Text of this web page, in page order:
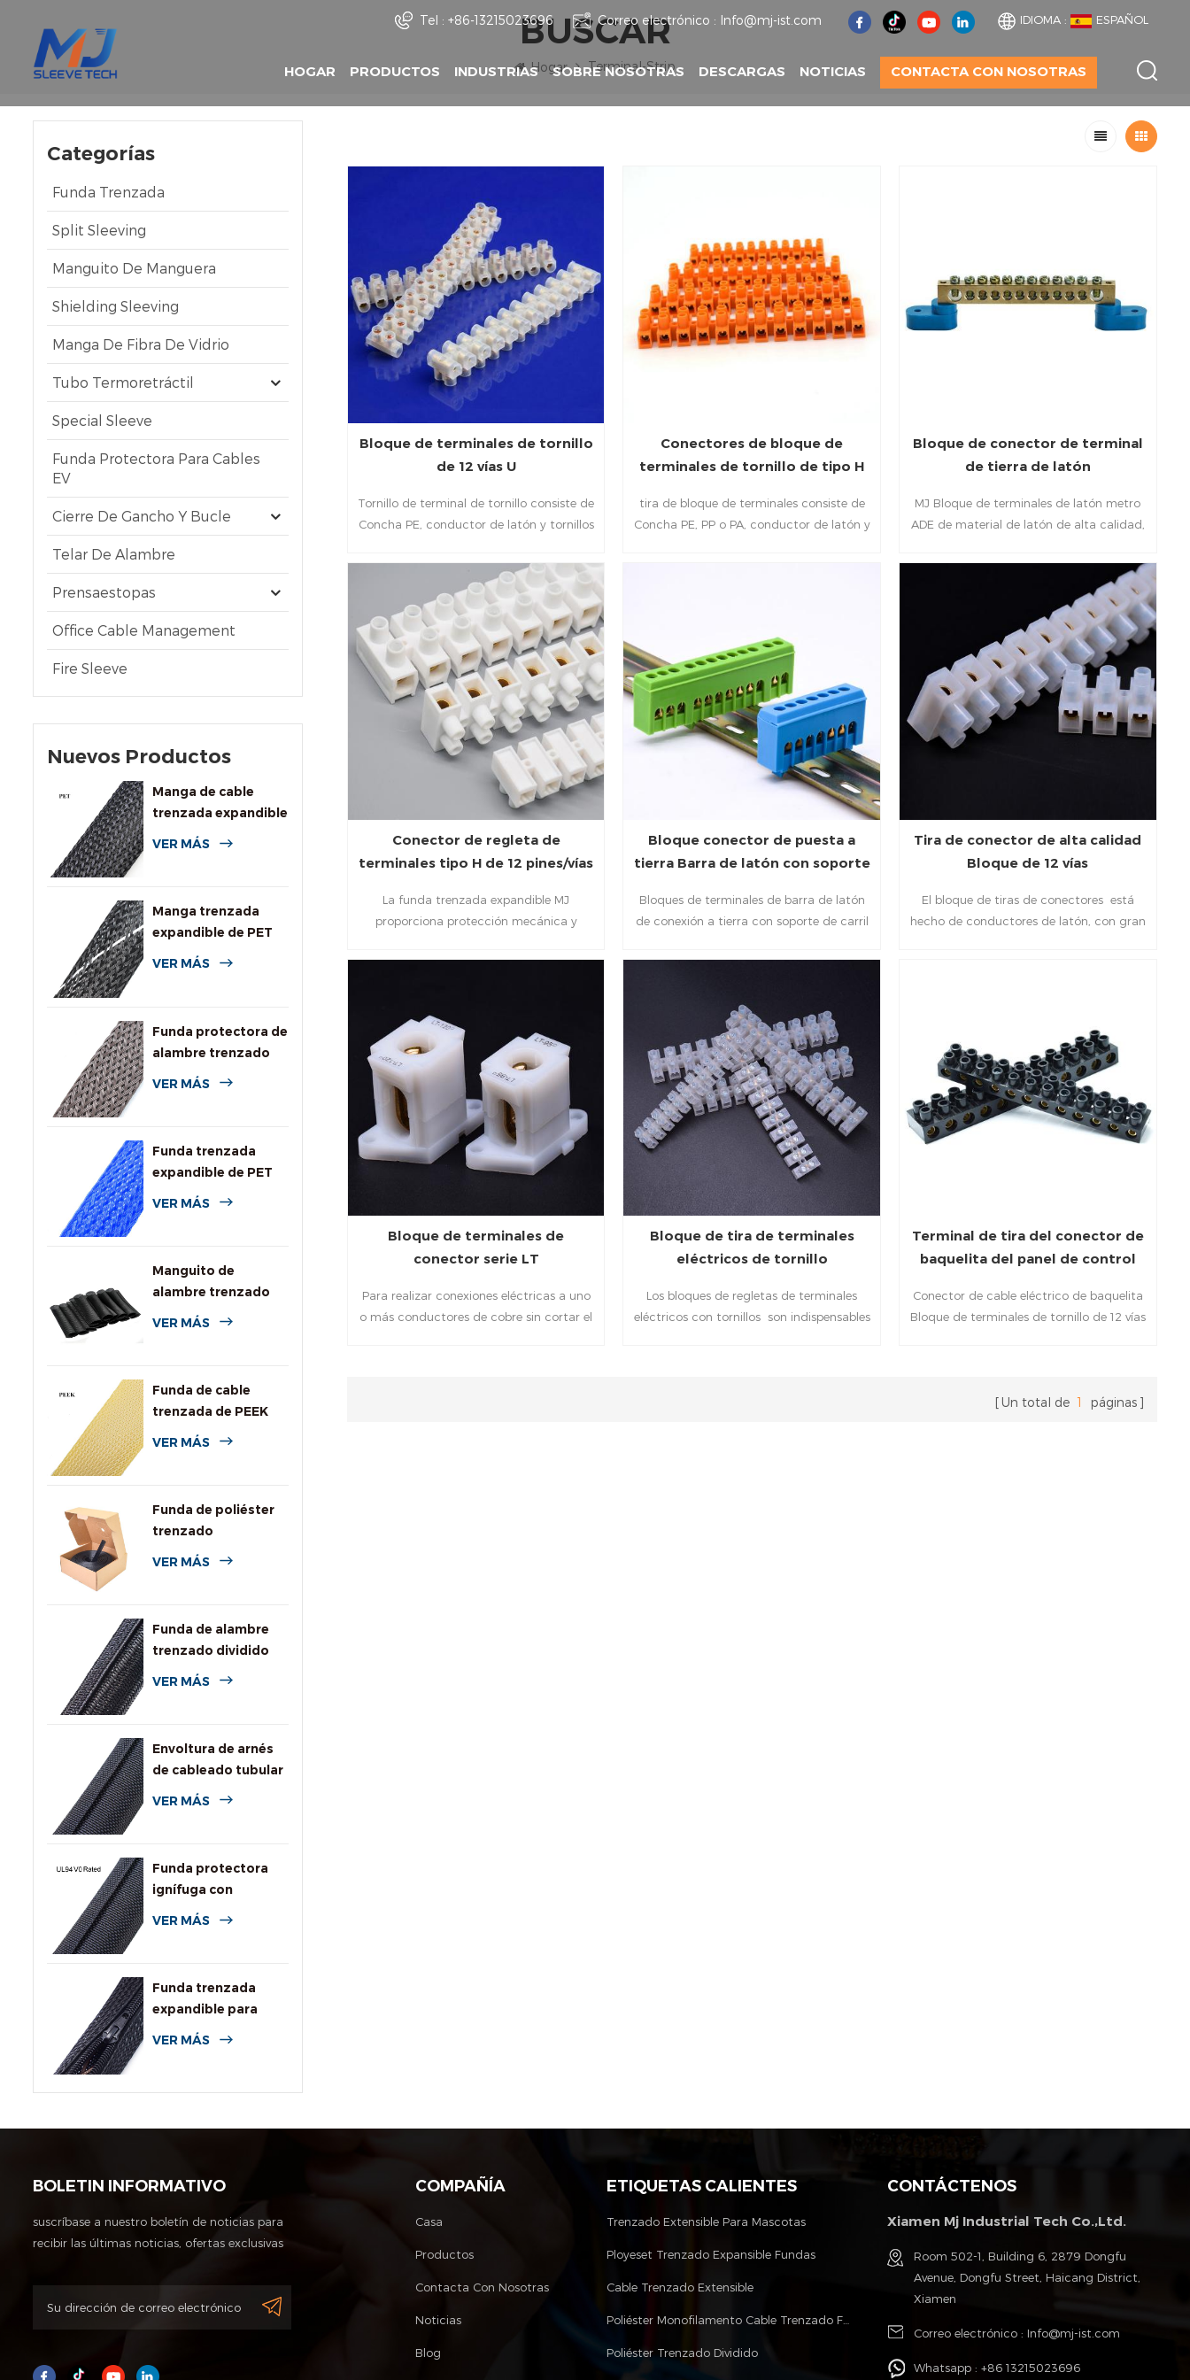
IDIOMA : ESPAÑOL
Tel : +86-13215023696 Correo electrónico : Info@mj-ist.com
HOGAR PRODUCTOS INDUSTRIAS SOBRE NOSOTRAS DESCARGAS NOTICIAS CONTACTA CON NOSOTRAS
BUSCAR
Hogar Terminal-Strip
Categorías
Funda Trenzada
Split Sleeving
Manguito De Manguera
Shielding Sleeving
Manga De Fibra De Vidrio
Tubo Termoretráctil
Special Sleeve
Funda Protectora Para Cables
EV
Cierre De Gancho Y Bucle
Telar De Alambre
Prensaestopas
Office Cable Management
Fire Sleeve
Nuevos Productos
Manga de cable
trenzada expandible
de PET de uso
VER MÁS
Manga trenzada
expandible de PET
de alta resistencia a
VER MÁS
Funda protectora de
alambre trenzado
expandible
VER MÁS
Funda trenzada
expandible de PET
de colores para
VER MÁS
Manguito de
alambre trenzado
expansible de PPS
VER MÁS
Funda de cable
trenzada de PEEK
VER MÁS
Funda de poliéster
trenzado
personalizada con
VER MÁS
Funda de alambre
trenzado dividido
autoenvolvente
VER MÁS
Envoltura de arnés
de cableado tubular
dividida tejida
VER MÁS
Funda protectora
ignífuga con
clasificación UL94
VER MÁS
Funda trenzada
expandible para
cables con
VER MÁS
Bloque de terminales de tornillo
de 12 vías U
Tornillo de terminal de tornillo consiste de
Concha PE, conductor de latón y tornillos
terminales está aislada a partir de la
siguiente, evitando los circuitos
trastorno.Establecer tornillos Cables
seguros Contacto confiable y ayuda a
prevenir el contacto accidental con los
terminales
Conectores de bloque de
terminales de tornillo de tipo H
tira de bloque de terminales consiste de
Concha PE, PP o PA, conductor de latón y
grados Celsius, tiene una buena
conductividad eléctrica.
Bloque de conector de terminal
de tierra de latón
MJ Bloque de terminales de latón metro
ADE de material de latón de alta calidad,
resistentes, que es Alta resistencia, alta
dureza, buena resistencia al desgaste y
resistencia a la corrosión química, iT es
fácil de alaminar, no se oxida fácilmente,
y tiene una capacidad sólida.
Generalmente se utiliza en gabinete de
distribución, caja de distribución y varios
gabinetes de alto voltaje.
Conector de regleta de
terminales tipo H de 12 pines/vías
La funda trenzada expandible MJ
proporciona protección mecánica y
mazos de cables, mangueras, tubos,
Bloque conector de puesta a
tierra Barra de latón con soporte
Bloques de terminales de barra de latón
de conexión a tierra con soporte de carril
Tira de conector de alta calidad
Bloque de 12 vías
El bloque de tiras de conectores está
hecho de conductores de latón, con gran
proporcionar un excelente aislamiento
eléctrico.
Bloque de terminales de
conector serie LT
Para realizar conexiones eléctricas a uno
o más conductores de cobre sin cortar el
Bloque de tira de terminales
eléctricos de tornillo
Los bloques de regletas de terminales
eléctricos con tornillos son indispensables
Terminal de tira del conector de
baquelita del panel de control
Conector de cable eléctrico de baquelita
Bloque de terminales de tornillo de 12 vías
inversores, estabilizadores, aires
Un total de 1 páginas
BOLETIN INFORMATIVO
suscríbase a nuestro boletín de noticias para
recibir las últimas noticias, ofertas exclusivas
COMPAÑÍA
Casa
Productos
Contacta Con Nosotras
Noticias
Blog
ETIQUETAS CALIENTES
Trenzado Extensible Para Mascotas
Ployeset Trenzado Expansible Fundas
Cable Trenzado Extensible
Poliéster Monofilamento Cable Trenzado Fundas
Poliéster Trenzado Dividido
CONTÁCTENOS
Xiamen Mj Industrial Tech Co.,Ltd.
Room 502-1, Building 6, 2879 Dongfu
Avenue, Dongfu Street, Haicang District,
Xiamen
Correo electrónico : Info@mj-ist.com
Whatsapp :+86 13215023696